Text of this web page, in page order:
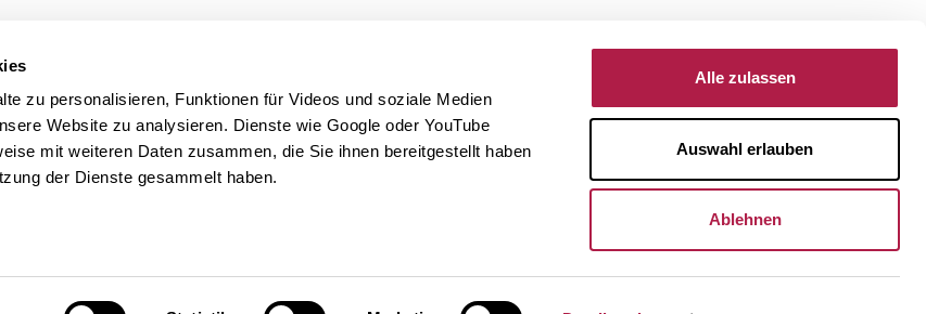
zu personalisieren, Funktionen für Videos und soziale Medien
Website zu analysieren. Dienste wie Google oder YouTube
mit weiteren Daten zusammen, die Sie ihnen bereitgestellt haben
der Dienste gesammelt haben.
Alle zulassen
Auswahl erlauben
Ablehnen